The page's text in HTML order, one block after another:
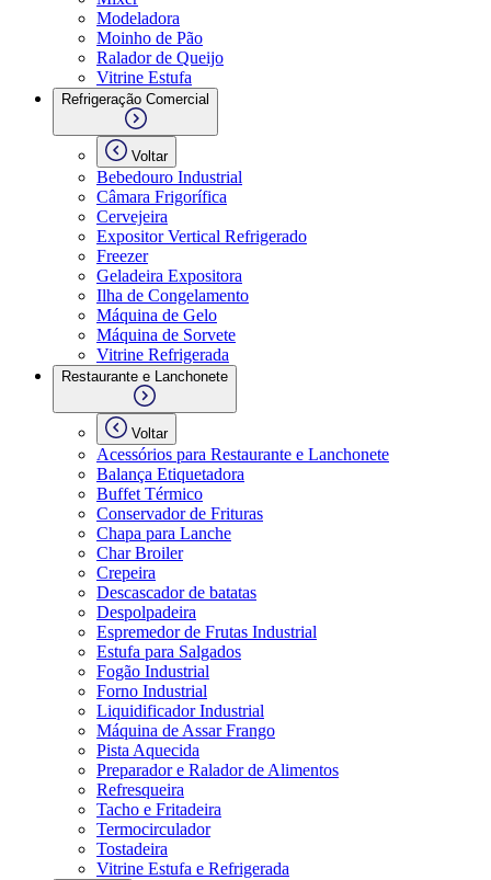
Modeladora
Moinho de Pão
Ralador de Queijo
Vitrine Estufa
Refrigeração Comercial
Voltar
Bebedouro Industrial
Câmara Frigorífica
Cervejeira
Expositor Vertical Refrigerado
Freezer
Geladeira Expositora
Ilha de Congelamento
Máquina de Gelo
Máquina de Sorvete
Vitrine Refrigerada
Restaurante e Lanchonete
Voltar
Acessórios para Restaurante e Lanchonete
Balança Etiquetadora
Buffet Térmico
Conservador de Frituras
Chapa para Lanche
Char Broiler
Crepeira
Descascador de batatas
Despolpadeira
Espremedor de Frutas Industrial
Estufa para Salgados
Fogão Industrial
Forno Industrial
Liquidificador Industrial
Máquina de Assar Frango
Pista Aquecida
Preparador e Ralador de Alimentos
Refresqueira
Tacho e Fritadeira
Termocirculador
Tostadeira
Vitrine Estufa e Refrigerada